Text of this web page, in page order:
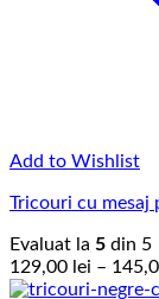
Add to Wishlist
Tricouri cu
Evaluat la 5 din 5
129,00 lei –